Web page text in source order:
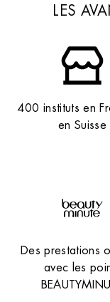
LES
400 instituts en
en Suisse
Des prestations
avec les